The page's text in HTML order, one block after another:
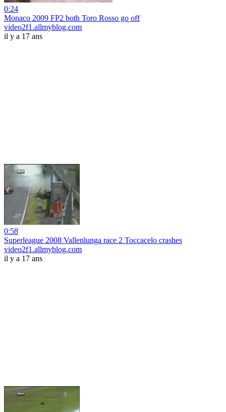
0:24
Monaco 2009 FP2 both Toro Rosso go off
video2f1.allmyblog.com
il y a 17 ans
0:58
Superleague 2008 Vallenlunga race 2 Toccacelo crashes
video2f1.allmyblog.com
il y a 17 ans